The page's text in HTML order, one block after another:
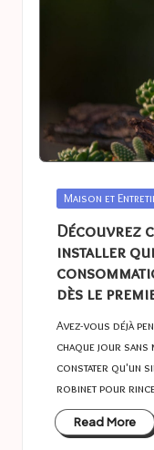
Posted
Maison et
Découvrez
installer
dès le
Avez-vous déjà
chaque jour sans
constater qu'un
robinet pour
Read More